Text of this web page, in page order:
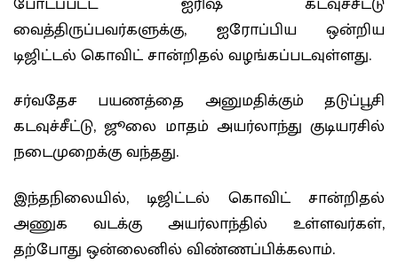
வைத்திருப்பவர்களுக்கு, ஐரோப்பிய ஒன்றிய
டிஜிட்டல் கொவிட் சான்றிதல் வழங்கப்படவுள்ளது.
சர்வதேச பயணத்தை அனுமதிக்கும் தடுப்பூசி
கடவுச்சீட்டு, ஜூலை மாதம் அயர்லாந்து குடியரசில்
நடைமுறைக்கு வந்தது.
இந்தநிலையில், டிஜிட்டல் கொவிட் சான்றிதல்
அணுக வடக்கு அயர்லாந்தில் உள்ளவர்கள்,
தற்போது ஒன்லைனில் விண்ணப்பிக்கலாம்.